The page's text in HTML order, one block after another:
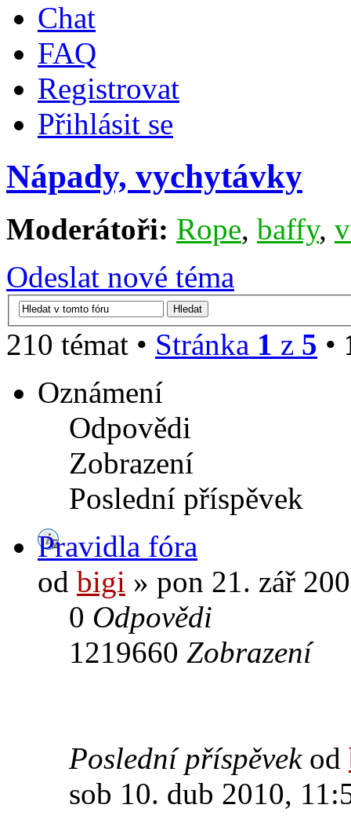
Chat
FAQ
Registrovat
Přihlásit se
Nápady, vychytávky
Moderátoři: Rope, baffy,
Odeslat nové téma
210 témat • Stránka 1 z 5 •
Oznámení
Odpovědi
Zobrazení
Poslední příspěvek
Pravidla fóra
od bigi » pon 21. zář
0 Odpovědi
1219660 Zobrazení
Poslední příspěvek od
sob 10. dub 2010,